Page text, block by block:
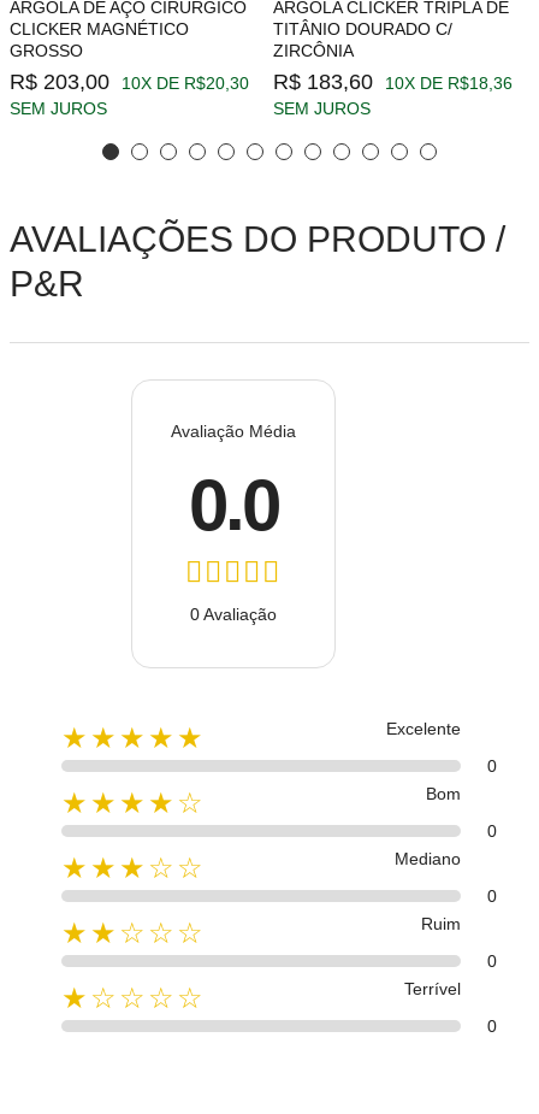
ARGOLA DE AÇO CIRÚRGICO
CLICKER MAGNÉTICO
GROSSO
R$ 203,00
10X DE R$20,30
SEM JUROS
ARGOLA CLICKER TRIPLA DE
TITÂNIO DOURADO C/
ZIRCÔNIA
R$ 183,60
10X DE R$18,36
SEM JUROS
AVALIAÇÕES DO PRODUTO /
P&R
Avaliação Média
0.0
0 Avaliação
★★★★★
Excelente
0
★★★★☆
Bom
0
★★★☆☆
Mediano
0
★★☆☆☆
Ruim
0
★☆☆☆☆
Terrível
0